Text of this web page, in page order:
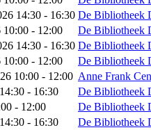
14:30 - 16:30 De Bibliotheek
10:00 - 12:00
De Bibliotheek
14:30 - 16:30 De Bibliotheek
10:00 - 12:00
De Bibliotheek
10:00 - 12:00 Anne Frank
- 16:30
De Bibliotheek
- 12:00
De Bibliotheek
- 16:30
De Bibliotheek